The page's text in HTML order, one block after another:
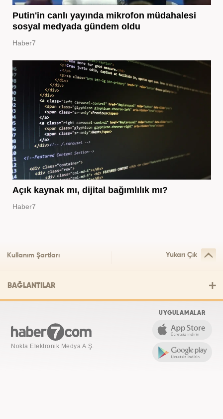
Putin'in canlı yayında mikrofon müdahalesi
sosyal medyada gündem oldu
Haber7
Açık kaynak mı, dijital bağımlılık mı?
Haber7
Kullanım Şartları Yukarı Çık
BAĞLANTILAR
Nokta Elektronik Medya A.Ş.
UYGULAMALAR